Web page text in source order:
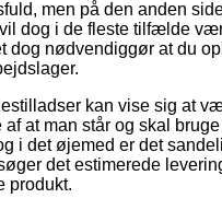
men på den anden
dog i de fleste tilfælde
dog nødvendiggør at du
kan vise sig at
at man står og skal
i det øjemed er det
det estimerede
produkt.